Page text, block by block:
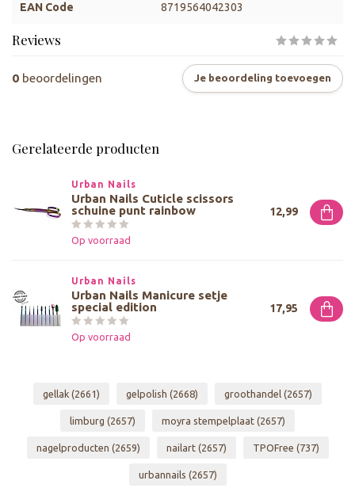
EAN Code 8719564042303
Reviews
0 beoordelingen Je beoordeling toevoegen
Gerelateerde producten
Urban Nails
Urban Nails Cuticle scissors
schuine punt rainbow
Op voorraad
12,99
Urban Nails
Urban Nails Manicure setje
special edition
Op voorraad
17,95
gellak (2661) gelpolish (2668) groothandel (2657)
limburg (2657) moyra stempelplaat (2657)
nagelproducten (2659) nailart (2657) TPOFree (737)
urbannails (2657)